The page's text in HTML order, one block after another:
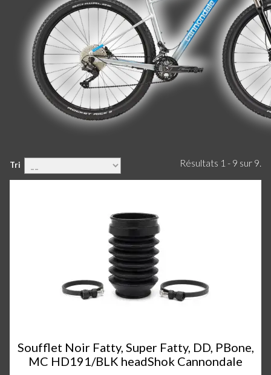
Tri Résultats 1 - 9 sur 9.
Soufflet Noir Fatty, Super Fatty, DD, PBone,
MC HD191/BLK headShok Cannondale